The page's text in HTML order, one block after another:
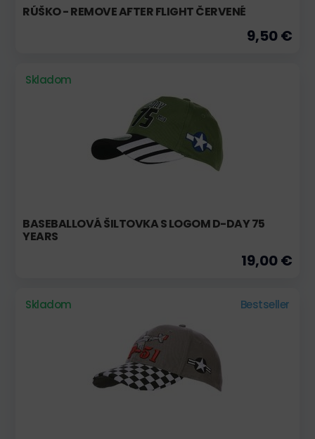
RÚŠKO - REMOVE AFTER FLIGHT ČERVENÉ
9,50 €
Skladom
BASEBALLOVÁ ŠILTOVKA S LOGOM D-DAY 75
YEARS
19,00 €
Skladom Bestseller